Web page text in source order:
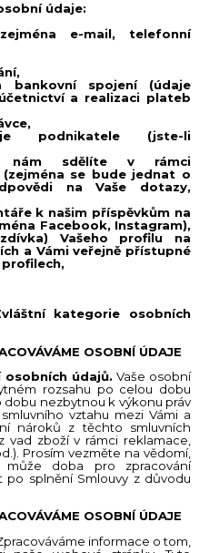
údaje:
e-mail, telefonní
bankovní spojení (údaje
a realizaci plateb
podnikatele (jste-li
nám sdělíte v rámci
se bude jednat o
na Vaše dotazy,
k našim příspěvkům na
Facebook, Instagram),
Vašeho profilu na
a Vámi veřejně přístupné
kategorie osobních
OSOBNÍ ÚDAJE
osobních údajů.Vaše osobní
rozsahu po celou dobu
nezbytnou k výkonu práv
vztahu mezi Vámi a
nároků z těchto smluvních
vad zboží v rámci reklamace,
Prosím vezměte na vědomí,
doba pro zpracování
splnění Smlouvy z důvodu
OSOBNÍ ÚDAJE
informace o tom,